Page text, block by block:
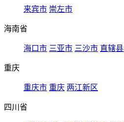
来宾市 崇左市
海南省
海口市 三亚市 三沙市 直辖
重庆
重庆市 重庆 两江新区
四川省